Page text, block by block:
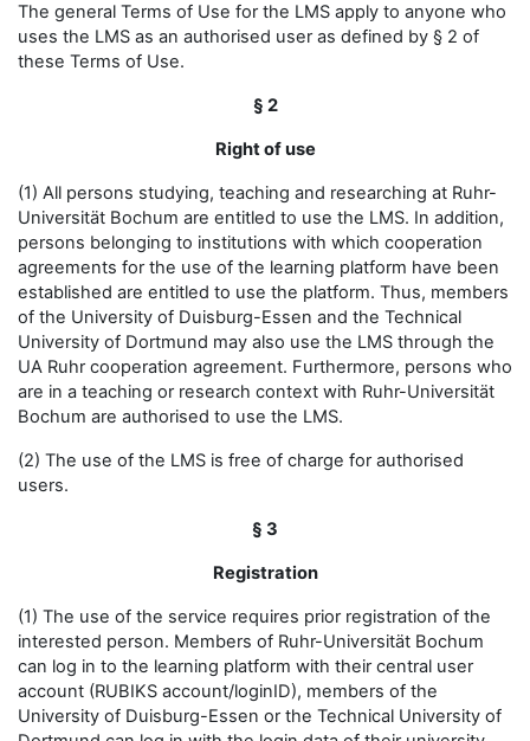
The general Terms of Use for the LMS apply to anyone who
uses the LMS as an authorised user as defined by § 2 of
these Terms of Use.
§ 2
Right of use
(1) All persons studying, teaching and researching at Ruhr-
Universität Bochum are entitled to use the LMS. In addition,
persons belonging to institutions with which cooperation
agreements for the use of the learning platform have been
established are entitled to use the platform. Thus, members
of the University of Duisburg-Essen and the Technical
University of Dortmund may also use the LMS through the
UA Ruhr cooperation agreement. Furthermore, persons who
are in a teaching or research context with Ruhr-Universität
Bochum are authorised to use the LMS.
(2) The use of the LMS is free of charge for authorised
users.
§ 3
Registration
(1) The use of the service requires prior registration of the
interested person. Members of Ruhr-Universität Bochum
can log in to the learning platform with their central user
account (RUBIKS account/loginID), members of the
University of Duisburg-Essen or the Technical University of